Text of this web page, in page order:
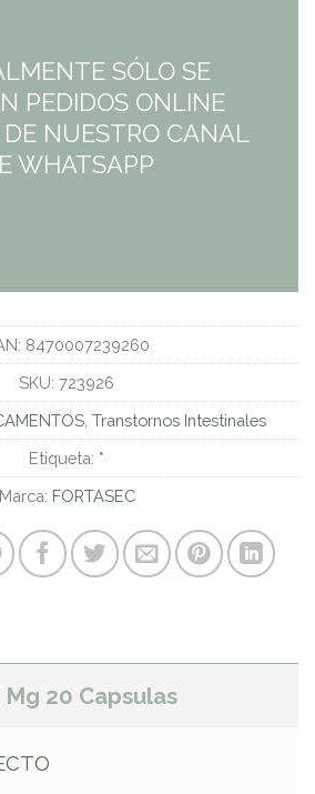
SÓLO SE
PEDIDOS ONLINE
DE NUESTRO CANAL
WHATSAPP
8470007239260
SKU: 723926
Transtornos Intestinales
Etiqueta: *
Marca: FORTASEC
20 Capsulas